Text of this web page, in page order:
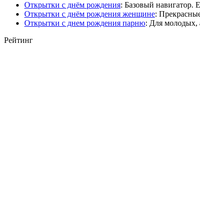
Открытки с днём рождения: Базовый навигатор.
Открытки с днём рождения женщине:
Открытки с днем рождения парню: Для молодых,
Рейтинг